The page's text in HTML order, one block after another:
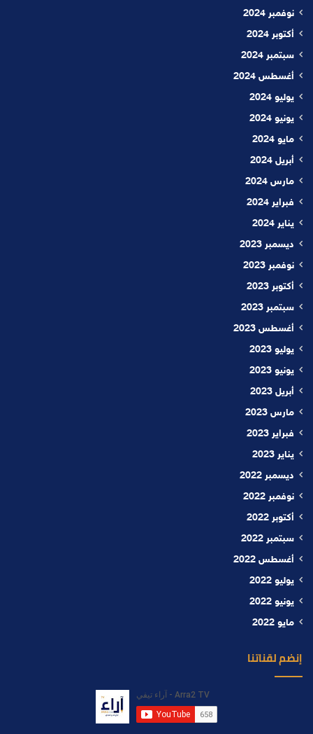
نوفمبر 2024
أكتوبر 2024
سبتمبر 2024
أغسطس 2024
يوليو 2024
يونيو 2024
مايو 2024
أبريل 2024
مارس 2024
فبراير 2024
يناير 2024
ديسمبر 2023
نوفمبر 2023
أكتوبر 2023
سبتمبر 2023
أغسطس 2023
يوليو 2023
يونيو 2023
أبريل 2023
مارس 2023
فبراير 2023
يناير 2023
ديسمبر 2022
نوفمبر 2022
أكتوبر 2022
سبتمبر 2022
أغسطس 2022
يوليو 2022
يونيو 2022
مايو 2022
إنضم لقناتنا